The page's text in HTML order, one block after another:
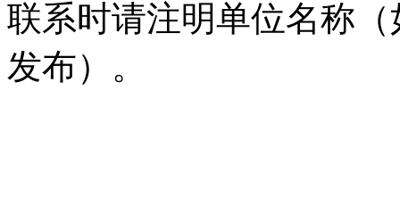
联系时请注明单位名称
发布）。